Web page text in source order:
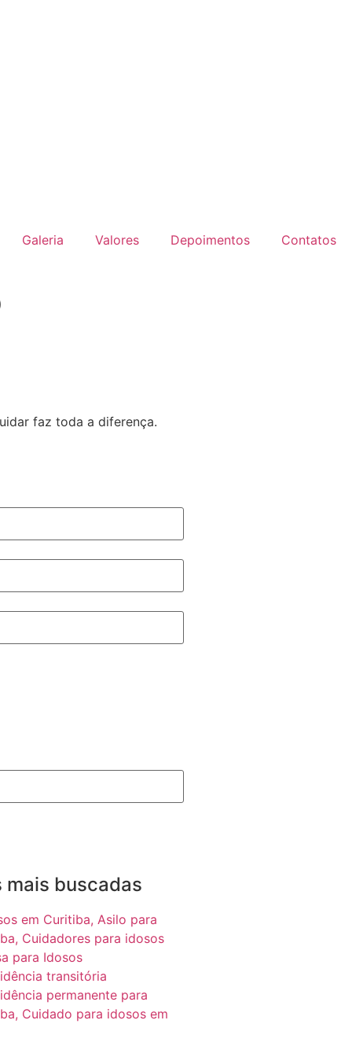
Galeria Valores Depoimentos Contatos
faz toda a diferença.
mais buscadas
em Curitiba, Asilo para
Cuidadores para idosos
para Idosos
transitória
permanente para
Cuidado para idosos em